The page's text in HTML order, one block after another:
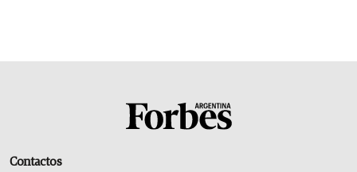
Contactos